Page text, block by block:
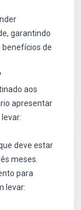
garantindo
de
aos
apresentar
deve estar
meses.
para
levar: